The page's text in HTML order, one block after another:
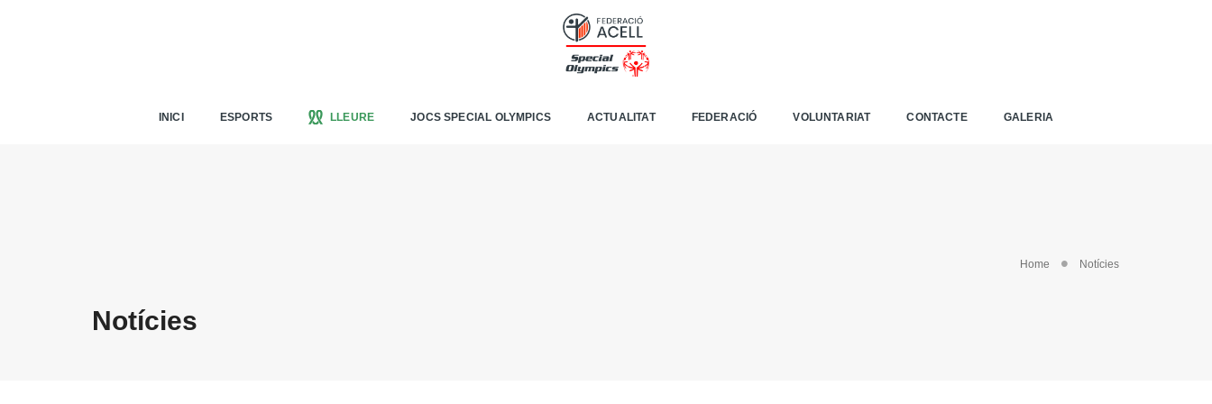
INICI ESPORTS LLEURE JOCS SPECIAL OLYMPICS ACTUALITAT FEDERACIÓ VOLUNTARIAT CONTACTE GALERIA
Notícies
Home Notícies